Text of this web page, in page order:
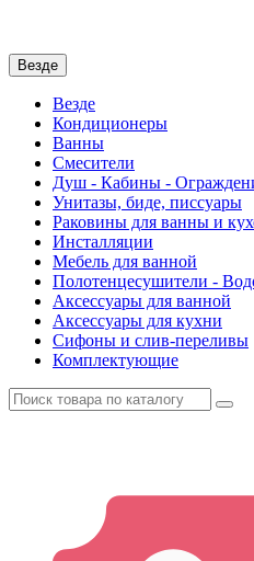
Везде
Везде
Кондиционеры
Ванны
Смесители
Душ - Кабины -
Унитазы, биде, писсуары
Раковины для ванны и
Инсталляции
Мебель для ванной
Полотенцесушители -
Аксессуары для ванной
Аксессуары для кухни
Сифоны и слив-переливы
Комплектующие